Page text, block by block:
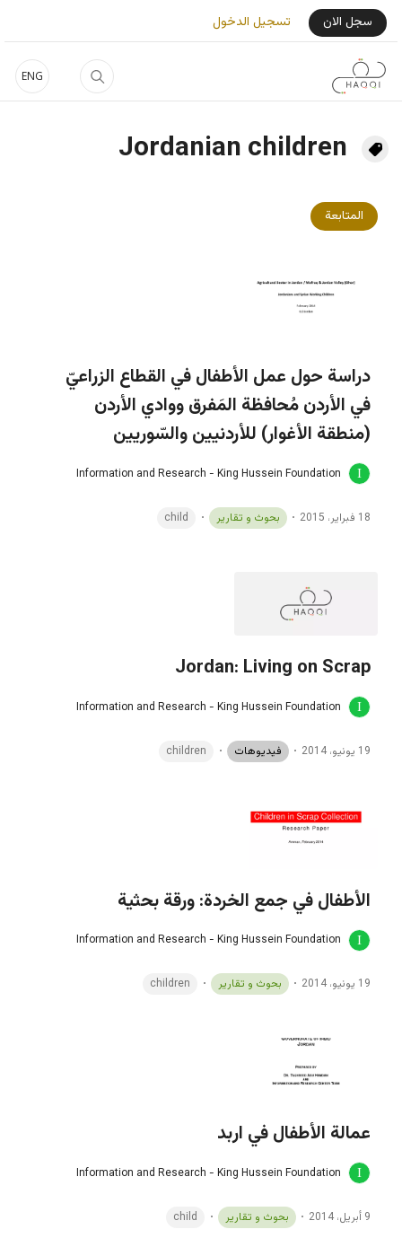
تجاوز إلى المحتوى الرئيسي
ENG
User Login Menu
سجل الان تسجيل الدخول
Jordanian children
المتابعة
دراسة حول عمل الأطفال في القطاع الزراعيّ
في الأردن مُحافظة المَفرق ووادي الأردن
(منطقة الأغوار) للأردنيين والسّوريين
Information and Research - King Hussein Foundation
18 فبراير، 2015 بحوث و تقارير child
Jordan: Living on Scrap
Information and Research - King Hussein Foundation
19 يونيو، 2014 فيديوهات children
الأطفال في جمع الخردة: ورقة بحثية
Information and Research - King Hussein Foundation
19 يونيو، 2014 بحوث و تقارير children
عمالة الأطفال في اربد
Information and Research - King Hussein Foundation
9 أبريل، 2014 بحوث و تقارير child